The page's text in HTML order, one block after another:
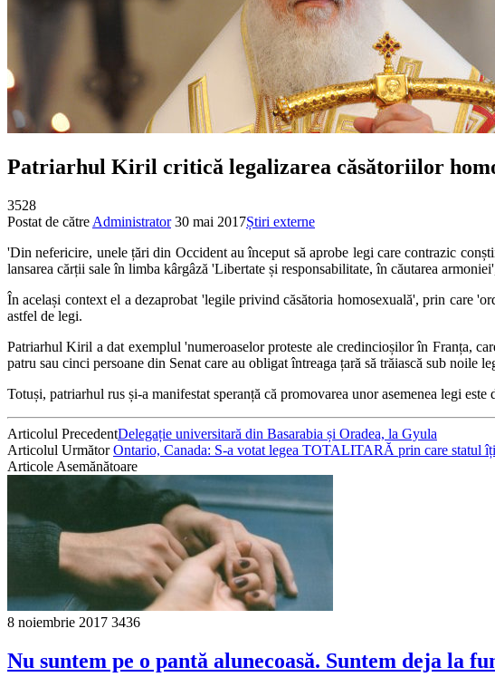
Patriarhul Kiril critică legalizarea căsătoriilor
3528
Postat de către Administrator 30 mai 2017Știri externe
'Din nefericire, unele țări din Occident au început să aprobe legi care contrazic
lansarea cărții sale în limba kârgâză 'Libertate și responsabilitate, în căutarea
În același context el a dezaprobat 'legile privind căsătoria homosexuală', prin care
astfel de legi.
Patriarhul Kiril a dat exemplul 'numeroaselor proteste ale credincioșilor în Franța,
patru sau cinci persoane din Senat care au obligat întreaga țară să trăiască sub noile
Totuși, patriarhul rus și-a manifestat speranță că promovarea unor asemenea legi
Articolul PrecedentDelegație universitară din Basarabia și Oradea, la Gyula
Articolul UrmătorOntario, Canada: S-a votat legea TOTALITARĂ prin care statul
Articole Asemănătoare
8 noiembrie 2017 3436
Nu suntem pe o pantă alunecoasă. Suntem deja la